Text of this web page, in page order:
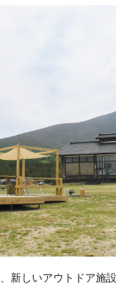
新しいアウトドア施